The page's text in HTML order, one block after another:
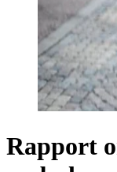
Rapport